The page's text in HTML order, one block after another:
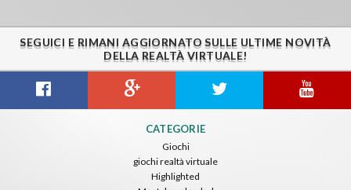
SEGUICI E RIMANI AGGIORNATO SULLE ULTIME NOVITÀ
DELLA REALTÀ VIRTUALE!
CATEGORIE
Giochi
giochi realtà virtuale
Highlighted